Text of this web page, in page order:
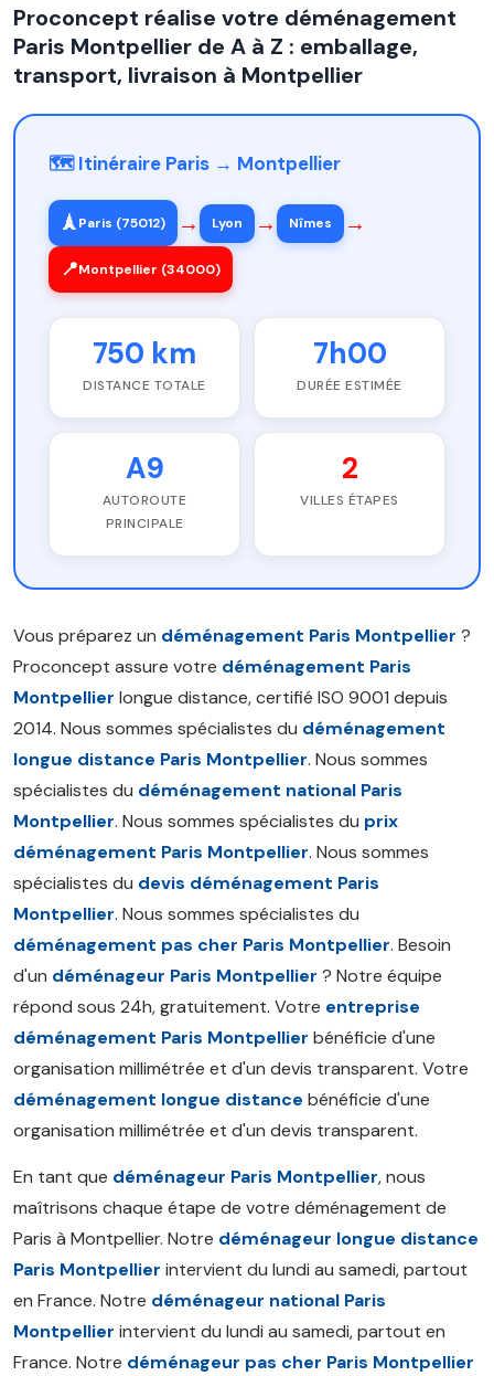
Proconcept réalise votre déménagement
Paris Montpellier de A à Z : emballage,
transport, livraison à Montpellier
🗺️ Itinéraire Paris → Montpellier
🗼Paris (75012) → Lyon → Nîmes →
📍Montpellier (34000)
750 km
DISTANCE TOTALE
7h00
DURÉE ESTIMÉE
A9
AUTOROUTE
PRINCIPALE
2
VILLES ÉTAPES
Vous préparez un déménagement Paris Montpellier ?
Proconcept assure votre déménagement Paris
Montpellier longue distance, certifié ISO 9001 depuis
2014. Nous sommes spécialistes du déménagement
longue distance Paris Montpellier. Nous sommes
spécialistes du déménagement national Paris
Montpellier. Nous sommes spécialistes du prix
déménagement Paris Montpellier. Nous sommes
spécialistes du devis déménagement Paris
Montpellier. Nous sommes spécialistes du
déménagement pas cher Paris Montpellier. Besoin
d'un déménageur Paris Montpellier ? Notre équipe
répond sous 24h, gratuitement. Votre entreprise
déménagement Paris Montpellier bénéficie d'une
organisation millimétrée et d'un devis transparent. Votre
déménagement longue distance bénéficie d'une
organisation millimétrée et d'un devis transparent.
En tant que déménageur Paris Montpellier, nous
maîtrisons chaque étape de votre déménagement de
Paris à Montpellier. Notre déménageur longue distance
Paris Montpellier intervient du lundi au samedi, partout
en France. Notre déménageur national Paris
Montpellier intervient du lundi au samedi, partout en
France. Notre déménageur pas cher Paris Montpellier